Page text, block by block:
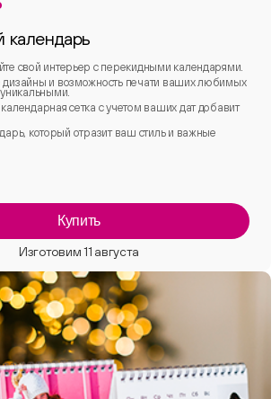
календарь
свой интерьер с перекидными календарями.
дизайны и возможность печати ваших любимых
сетка с учетом ваших дат добавит
который отразит ваш стиль и важные
Купить